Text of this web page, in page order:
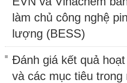
làm chủ công nghệ
lượng (BESS)
Đánh giá kết quả
và các mục tiêu trong